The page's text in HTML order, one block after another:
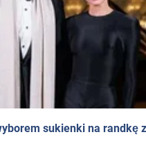
sukienki na randkę